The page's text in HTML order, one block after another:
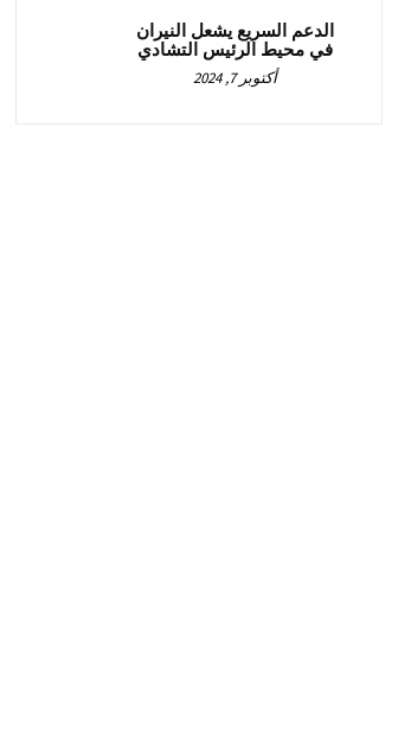
الدعم السريع يشعل النيران
في محيط الرئيس التشادي
أكتوبر 7, 2024